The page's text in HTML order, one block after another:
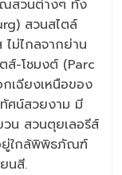
ณสวนต่างๆ ทั้ง
สวนสไตล์
ไม่ไกลจากย่าน
ส์-โชมงต์ (Parc
เฉียงเหนือของ
ศน์สวยงาม มี
วน สวนตุยเลอรีส์
ยู่ใกล้พิพิธภัณฑ์
นสี.